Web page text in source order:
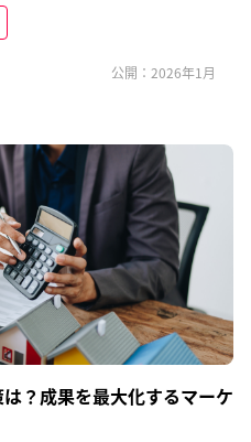
公開：2026年1月
？成果を最大化するマーケ